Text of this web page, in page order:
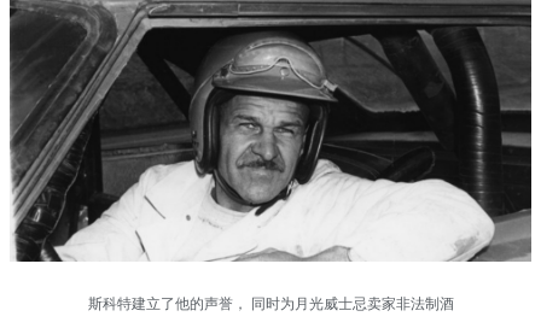
斯科特建立了他的声誉， 同时为月光威士忌卖家非法制酒